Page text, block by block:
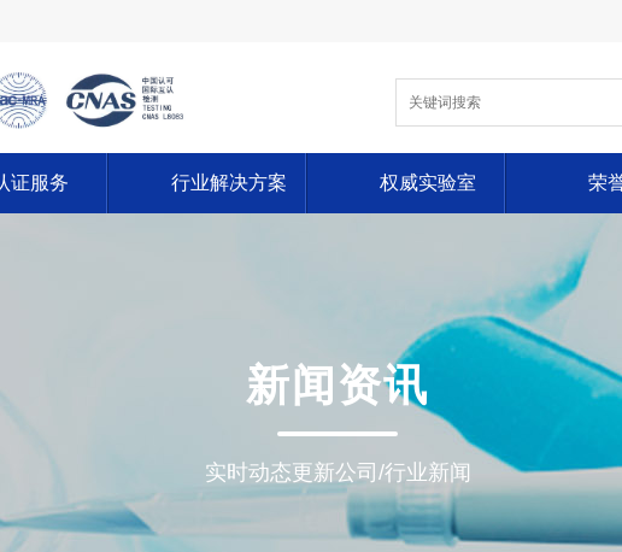
证服务 行业解决方案 权威实验室 荣
新闻资讯
实时动态更新公司/行业新闻